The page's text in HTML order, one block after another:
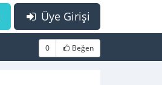
Üye Girişi
0 Beğen